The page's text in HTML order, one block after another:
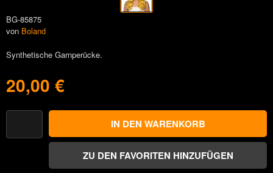
BG-85875
von Boland
Synthetische Garnperücke.
20,00 €